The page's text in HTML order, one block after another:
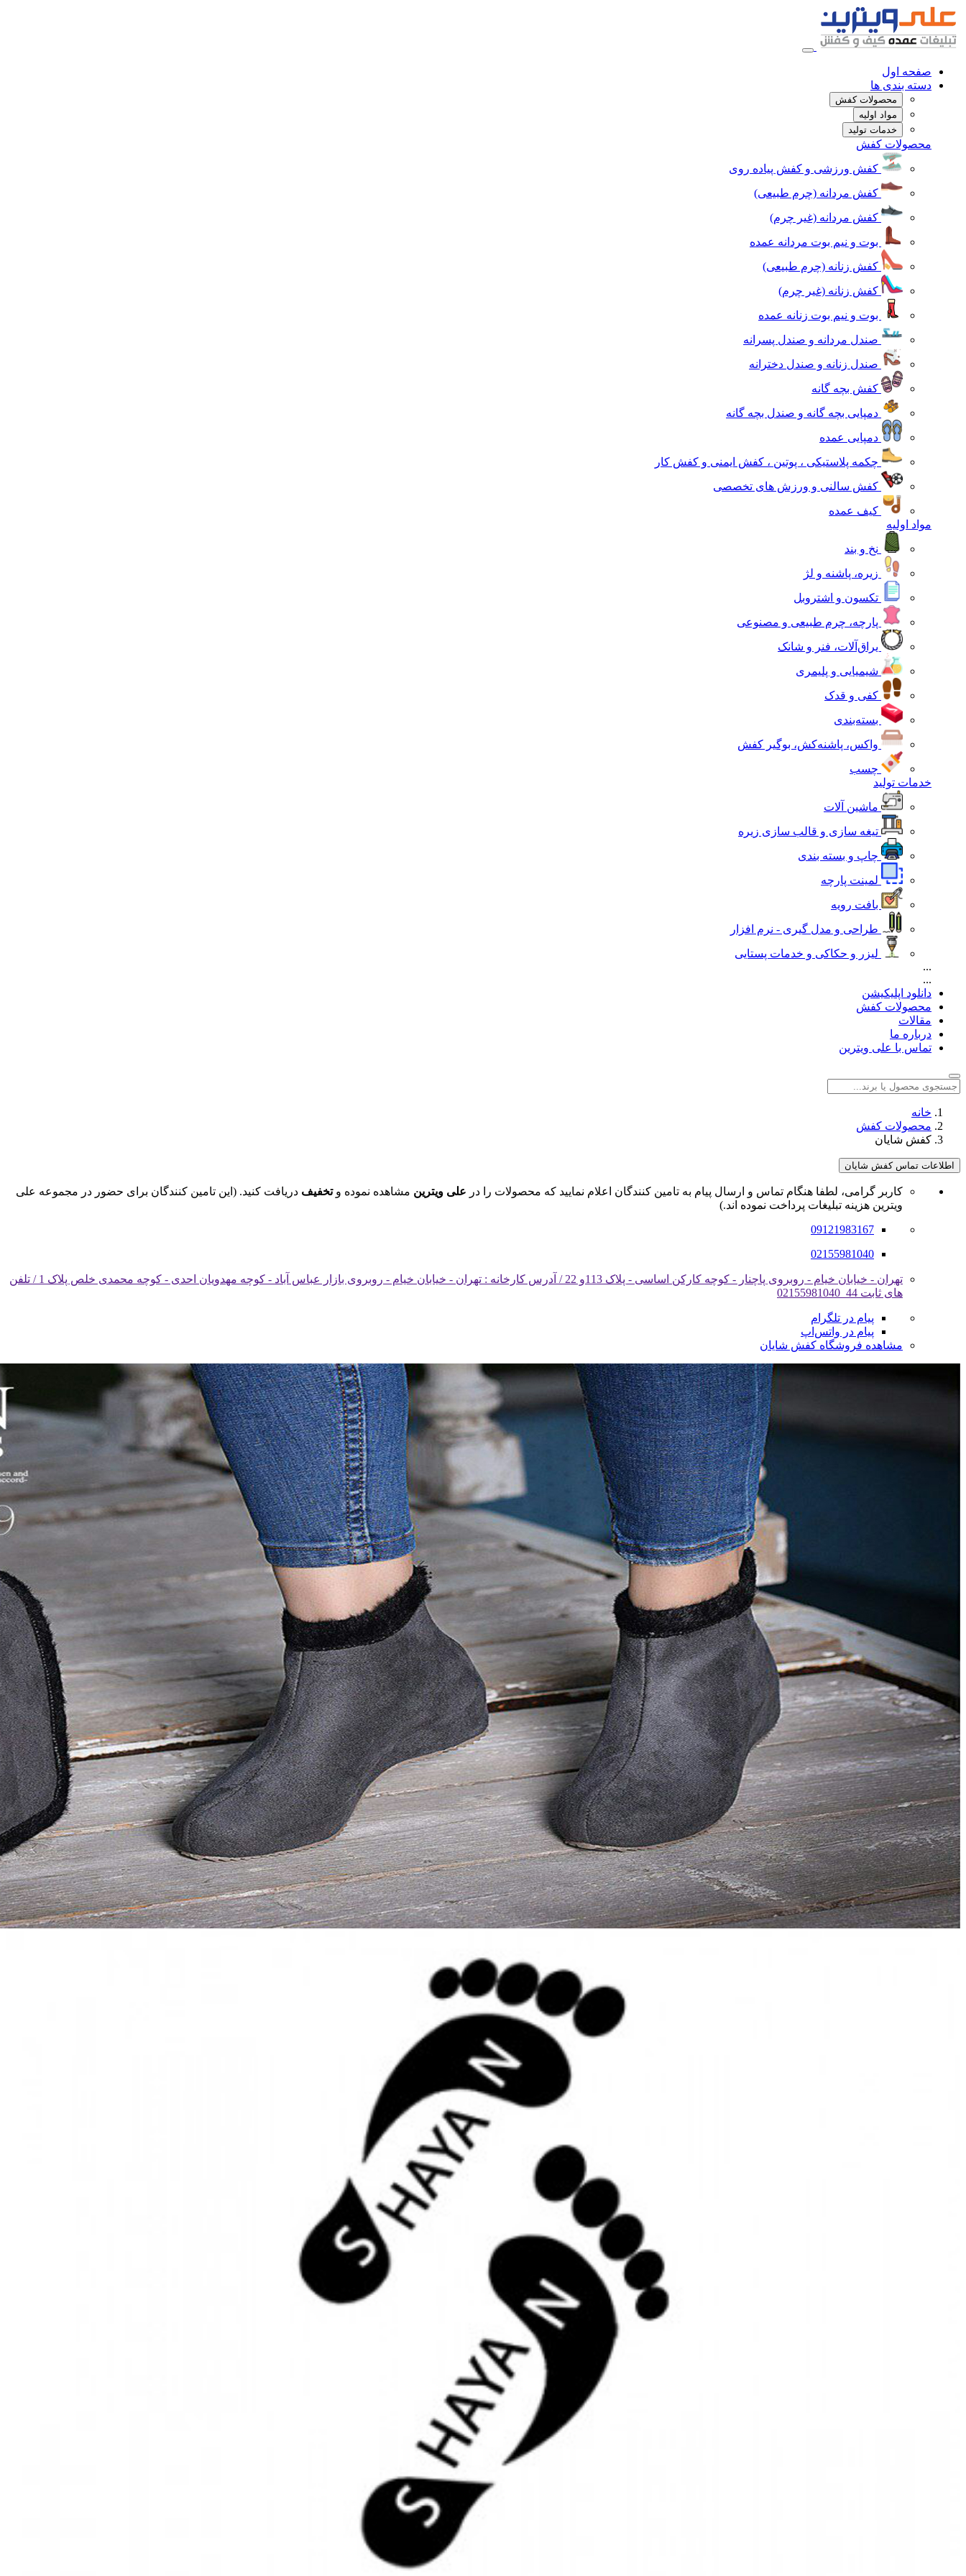
صفحه اول
دسته بندی ها
محصولات کفش
مواد اولیه
خدمات تولید
محصولات کفش
کفش ورزشی و کفش پیاده روی
کفش مردانه (چرم طبیعی)
کفش مردانه (غیر چرم)
بوت و نیم بوت مردانه عمده
کفش زنانه (چرم طبیعی)
کفش زنانه (غیر چرم)
بوت و نیم بوت زنانه عمده
صندل مردانه و صندل پسرانه
صندل زنانه و صندل دخترانه
کفش بچه گانه
دمپایی بچه گانه و صندل بچه گانه
دمپایی عمده
چکمه پلاستیکی ، پوتین ، کفش ایمنی و کفش کار
کفش سالنی و ورزش های تخصصی
کیف عمده
مواد اولیه
نخ و بند
زیره، پاشنه و لژ
تکسون و اشتروبل
پارچه، چرم طبیعی و مصنوعی
یراق‌آلات، فنر و شانک
شیمیایی و پلیمری
کفی و قدک
بسته‌بندی
واکس، پاشنه‌کش، بوگیر کفش
چسب
خدمات تولید
ماشین آلات
تیغه سازی و قالب سازی زیره
چاپ و بسته بندی
لمینت پارچه
بافت رویه
طراحی و مدل گیری - نرم افزار
لیزر و حکاکی و خدمات پستایی
...
...
دانلود اپلیکیشن
محصولات کفش
مقالات
درباره ما
تماس با علی ویترین
خانه
محصولات کفش
کفش شایان
اطلاعات تماس کفش شایان
کاربر گرامی، لطفا هنگام تماس و ارسال پیام به تامین کنندگان اعلام نمایید که محصولات را در علی ویترین مشاهده نموده وتخفیف دریافت کنید. (این تامین کنندگان برای حضور در مجموعه علی
ویترین هزینه تبلیغات پرداخت نموده اند.)
09121983167
02155981040
تهران - خیابان خیام - روبروی پاچنار - کوچه کارکن اساسی - پلاک 113و 22 / آدرس کارخانه : تهران - خیابان خیام - روبروی بازار عباس آباد - کوچه مهدویان احدی - کوچه محمدی خلص پلاک 1 / تلفن
های ثابت 44_02155981040
پیام در تلگرام
پیام در واتس‌اپ
مشاهده فروشگاه کفش شایان